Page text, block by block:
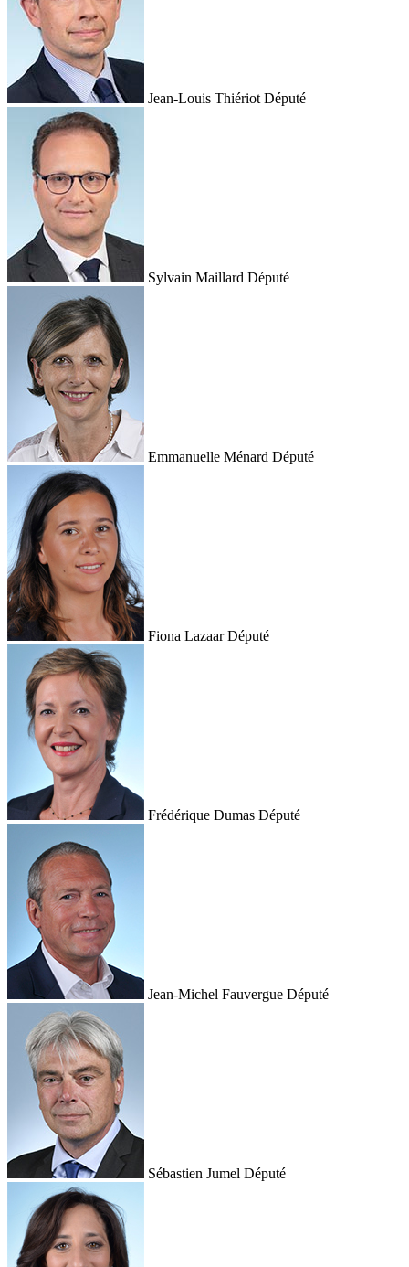
Jean-Louis Thiériot Député
Sylvain Maillard Député
Emmanuelle Ménard Député
Fiona Lazaar Député
Frédérique Dumas Député
Jean-Michel Fauvergue Député
Sébastien Jumel Député